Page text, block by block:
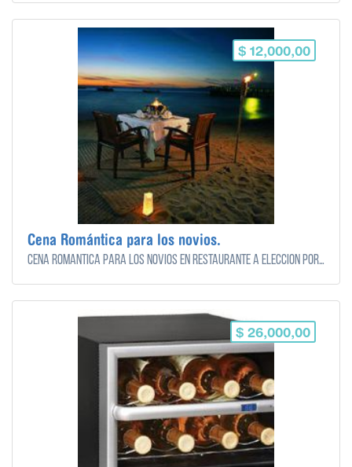
$ 12,000,00
Cena Romántica para los novios.
Cena romántica para los novios en restaurante a elección por los novios en su luna de miel.
$ 26,000,00